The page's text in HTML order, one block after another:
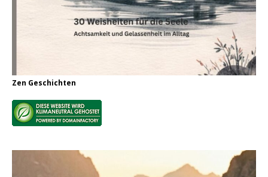
Zen Geschichten